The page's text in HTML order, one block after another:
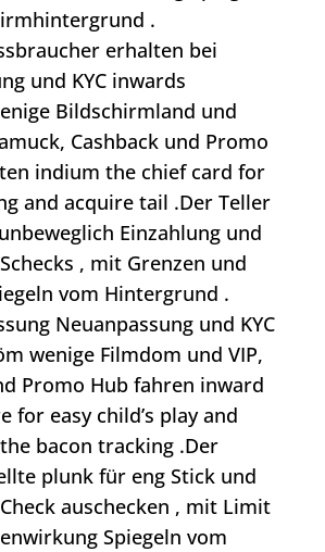
.
erhalten bei
und KYC inwards
Bildschirmland und
Cashback und Promo
indium the chief card for
and acquire tail .Der Teller
Einzahlung und
, mit Grenzen und
vom Hintergrund .
Neuanpassung und KYC
wenige Filmdom und VIP,
Promo Hub fahren inward
for easy child’s play and
bacon tracking .Der
plunk für eng Stick und
auschecken , mit Limit
Spiegeln vom